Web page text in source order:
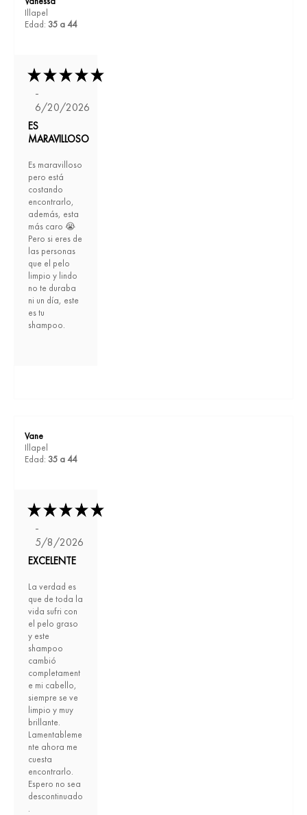
Illapel
Edad: 35 a 44
-
6/20/2026
ES
MARAVILLOSO
Es maravilloso
pero está
costando
encontrarlo,
además, esta
más caro 😭
Pero si eres de
las personas
que el pelo
limpio y lindo
no te duraba
ni un día, este
es tu
shampoo.
Vane
Illapel
Edad: 35 a 44
-
5/8/2026
EXCELENTE
La verdad es
que de toda la
vida sufri con
el pelo graso
y este
shampoo
cambió
completament
e mi cabello,
siempre se ve
limpio y muy
brillante.
Lamentableme
nte ahora me
cuesta
encontrarlo.
Espero no sea
descontinuado
.